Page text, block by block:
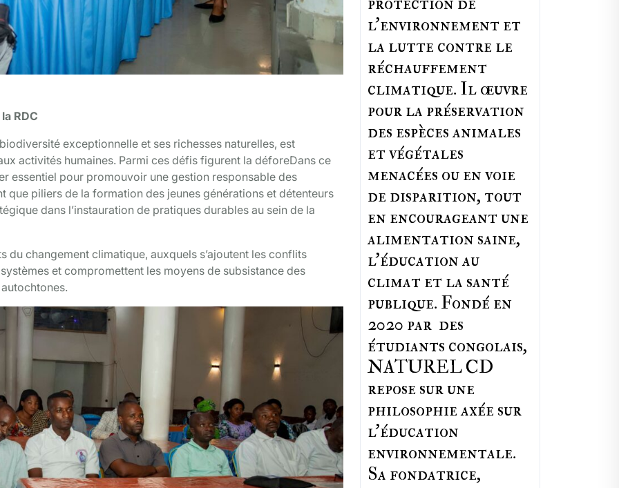
RDC
exceptionnelle et ses richesses naturelles, est
activités humaines. Parmi ces défis figurent la déforeDans ce
essentiel pour promouvoir une gestion responsable des
que piliers de la formation des jeunes générations et détenteurs
dans l’instauration de pratiques durables au sein de la
du changement climatique, auxquels s’ajoutent les conflits
et compromettent les moyens de subsistance des
l’environnement et
la lutte contre le
réchauffement
climatique. Il œuvre
pour la préservation
des espèces animales
et végétales
menacées ou en voie
de disparition, tout
en encourageant une
alimentation saine,
l'éducation au
climat et la santé
publique. Fondé en
2020 par des
étudiants congolais,
NATUREL CD
repose sur une
philosophie axée sur
l'éducation
environnementale.
Sa fondatrice,